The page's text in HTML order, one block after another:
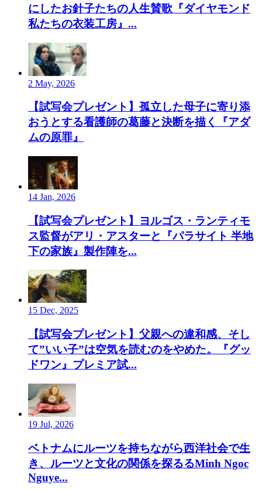
にしたお針子たちの人生賛歌『ダイヤモンド
私たちの衣装工房』...
2 May, 2026
【試写会プレゼント】孤立した母子に寄り添
おうとする看護師の葛藤と決断を描く『アダ
ムの原罪』
14 Jan, 2026
【試写会プレゼント】ヨルゴス・ランティモ
ス監督がアリ・アスターと『パラサイト 半地
下の家族』製作陣を...
15 Dec, 2025
【試写会プレゼント】父親への違和感、そし
て”いい子”は空気を読むのをやめた。『グッ
ドワン』プレミア試...
19 Jul, 2026
ベトナムにルーツを持ちながら西洋社会で生
き、ルーツと文化の関係を探るるMinh Ngoc
Nguye...